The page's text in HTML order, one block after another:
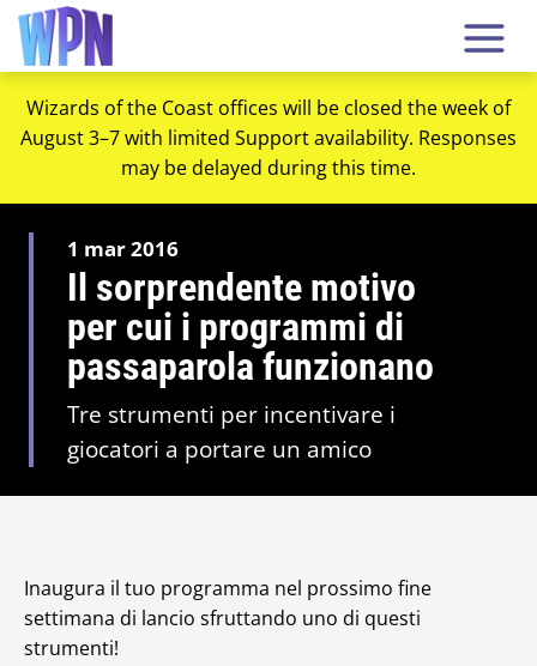
Wizards of the Coast offices will be closed the week of
August 3–7 with limited Support availability. Responses
may be delayed during this time.
1 mar 2016
Il sorprendente motivo
per cui i programmi di
passaparola funzionano
Tre strumenti per incentivare i
giocatori a portare un amico
Inaugura il tuo programma nel prossimo fine
settimana di lancio sfruttando uno di questi
strumenti!